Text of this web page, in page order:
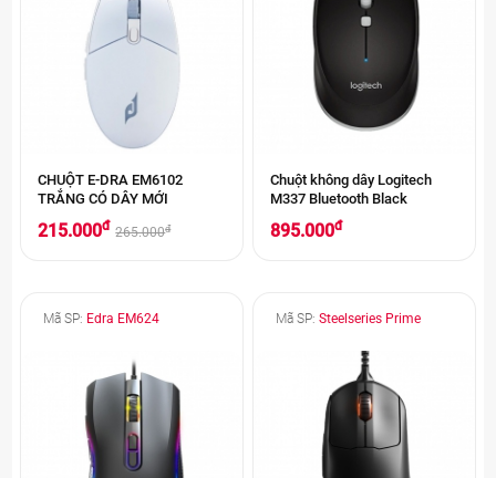
CHUỘT E-DRA EM6102
TRẮNG CÓ DÂY MỚI
215.000đ 265.000đ
Chuột không dây Logitech
M337 Bluetooth Black
895.000đ
Mã SP: Edra EM624 Mã SP: Steelseries Prime